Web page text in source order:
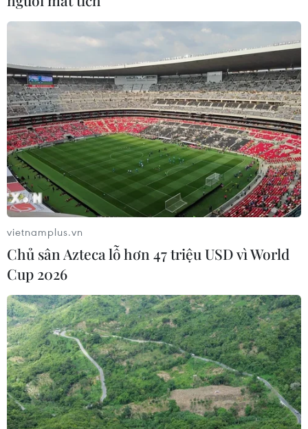
Chị Lệ bày tỏ việc làm thiện nguyện đó là “trao đi sự tử tế để
nhận lại cuộc đời hạnh phúc." Bà chủ quán phở giữa trung tâm
Thủ đô cũng mong muốn hành động nhỏ của mình sẽ lan tỏa ý
nghĩa lớn, truyền cảm hứng tới nhiều cơ sở kinh doanh khác tại
Hà Nội. (Ảnh: Minh Sơn/Vietnam+)
vietnamplus.vn
Chủ sân Azteca lỗ hơn 47 triệu USD vì World
Cup 2026